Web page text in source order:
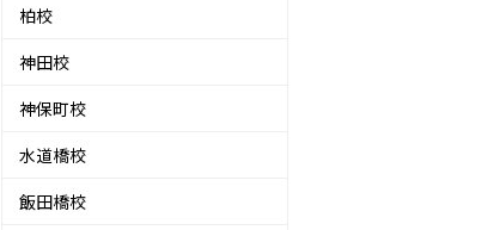
柏校
神田校
神保町校
水道橋校
飯田橋校